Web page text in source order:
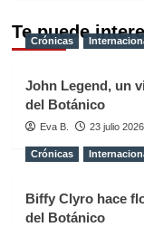
Te puede
Crónicas
John Legend, un
del Botánico
Eva B. 23 julio 2026
Crónicas
Biffy Clyro hace
del Botánico